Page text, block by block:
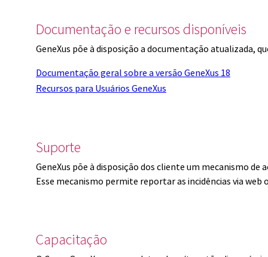
Documentação e recursos disponíveis
GeneXus põe à disposição a documentação atualizada,
Documentação geral sobre a versão GeneXus 18
Recursos para Usuários GeneXus
Suporte
GeneXus põe à disposição dos cliente um mecanismo de
Esse mecanismo permite reportar as incidências via
Capacitação